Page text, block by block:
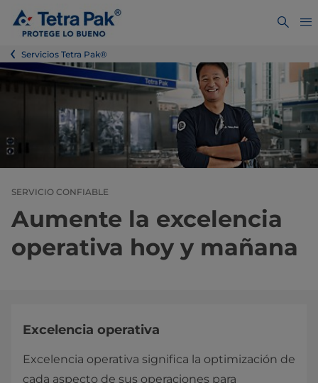
Servicios Tetra Pak®
SERVICIO CONFIABLE
Aumente la excelencia
operativa hoy y mañana
Excelencia operativa
Excelencia operativa significa la optimización de
cada aspecto de sus operaciones para